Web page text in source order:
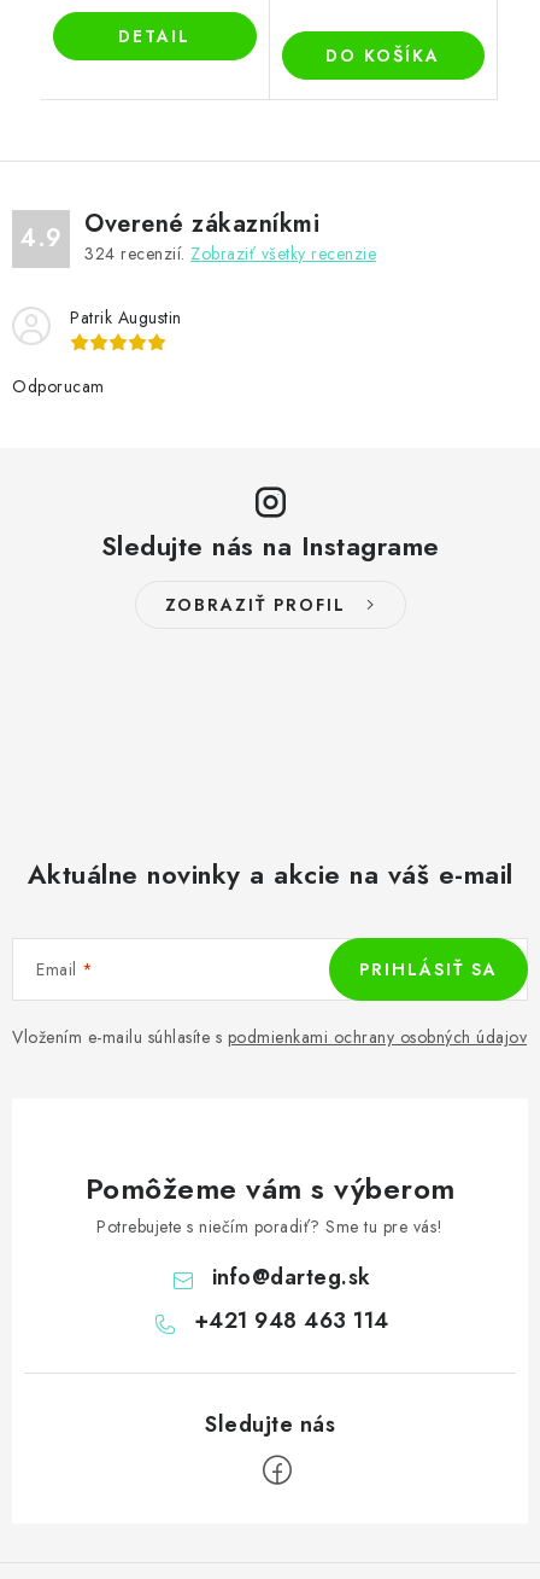
DETAIL
DO KOŠÍKA
4.9 Overené zákazníkmi
324 recenzií. Zobraziť všetky recenzie
Patrik Augustin
Odporucam
Sledujte nás na Instagrame
ZOBRAZIŤ PROFIL
Aktuálne novinky a akcie na váš e-mail
Email
Vložením e-mailu súhlasíte s podmienkami ochrany osobných údajov
PRIHLÁSIŤ SA
Pomôžeme vám s výberom
Potrebujete s niečím poradiť? Sme tu pre vás!
info@darteg.sk
+421 948 463 114